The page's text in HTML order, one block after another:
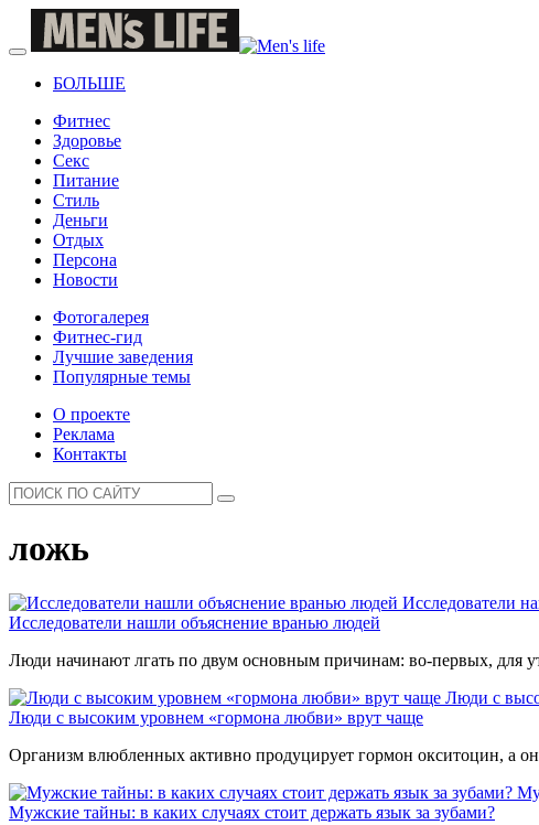
БОЛЬШЕ
Фитнес
Здоровье
Секс
Питание
Стиль
Деньги
Отдых
Персона
Новости
Фотогалерея
Фитнес-гид
Лучшие заведения
Популярные темы
О проекте
Реклама
Контакты
ложь
Исследователи
Исследователи нашли объяснение вранью людей
Люди начинают лгать по двум основным причинам: во-первых, для
Люди с
Люди с высоким уровнем «гормона любви» врут чаще
Организм влюбленных активно продуцирует гормон окситоцин, а
Мужские тайны: в каких случаях стоит держать язык за зубами?